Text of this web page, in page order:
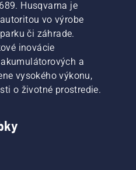
Husqvarna je
vo výrobe
či záhrade.
inovácie
a
vysokého výkonu,
o životné prostredie.